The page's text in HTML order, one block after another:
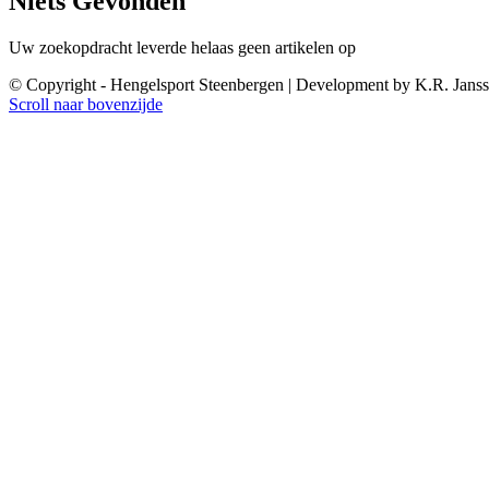
Uw zoekopdracht leverde helaas geen artikelen op
© Copyright - Hengelsport Steenbergen | Development by K.R.
Scroll naar bovenzijde